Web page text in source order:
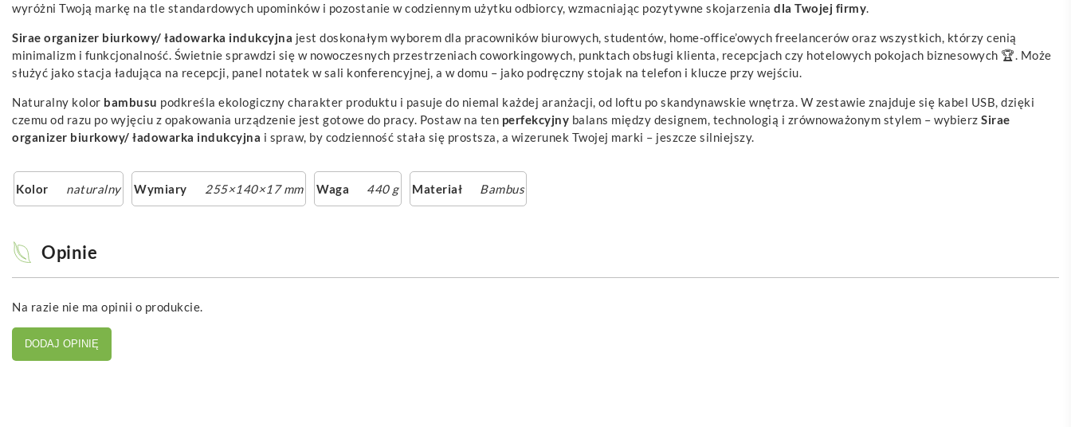
wyróżni Twoją markę na tle standardowych upominków i pozostanie w codziennym użytku odbiorcy, wzmacniając pozytywne skojarzenia dla Twojej firmy.
Sirae organizer biurkowy/ ładowarka indukcyjna jest doskonałym wyborem dla pracowników biurowych, studentów, home-office’owych freelancerów oraz wszystkich, którzy cenią
minimalizm i funkcjonalność. Świetnie sprawdzi się w nowoczesnych przestrzeniach coworkingowych, punktach obsługi klienta, recepcjach czy hotelowych pokojach biznesowych 🏆. Może
służyć jako stacja ładująca na recepcji, panel notatek w sali konferencyjnej, a w domu – jako podręczny stojak na telefon i klucze przy wejściu.
Naturalny kolor bambusu podkreśla ekologiczny charakter produktu i pasuje do niemal każdej aranżacji, od loftu po skandynawskie wnętrza. W zestawie znajduje się kabel USB, dzięki
czemu od razu po wyjęciu z opakowania urządzenie jest gotowe do pracy. Postaw na ten perfekcyjny balans między designem, technologią i zrównoważonym stylem – wybierz Sirae
organizer biurkowy/ ładowarka indukcyjna i spraw, by codzienność stała się prostsza, a wizerunek Twojej marki – jeszcze silniejszy.
Kolor naturalny Wymiary 255×140×17 mm Waga 440 g Materiał Bambus
Opinie
Na razie nie ma opinii o produkcie.
DODAJ OPINIĘ